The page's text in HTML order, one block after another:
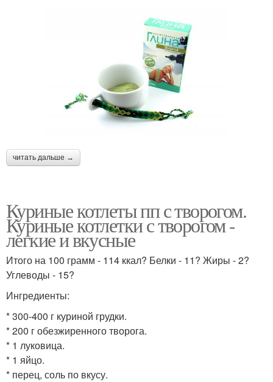
читать дальше →
Куриные котлеты пп с творогом.
Куриные котлетки с творогом -
легкие и вкусные
Итого на 100 грамм - 114 ккал? Белки - 11? Жиры - 2?
Углеводы - 15?
Ингредиенты:
* 300-400 г куриной грудки.
* 200 г обезжиренного творога.
* 1 луковица.
* 1 яйцо.
* перец, соль по вкусу.